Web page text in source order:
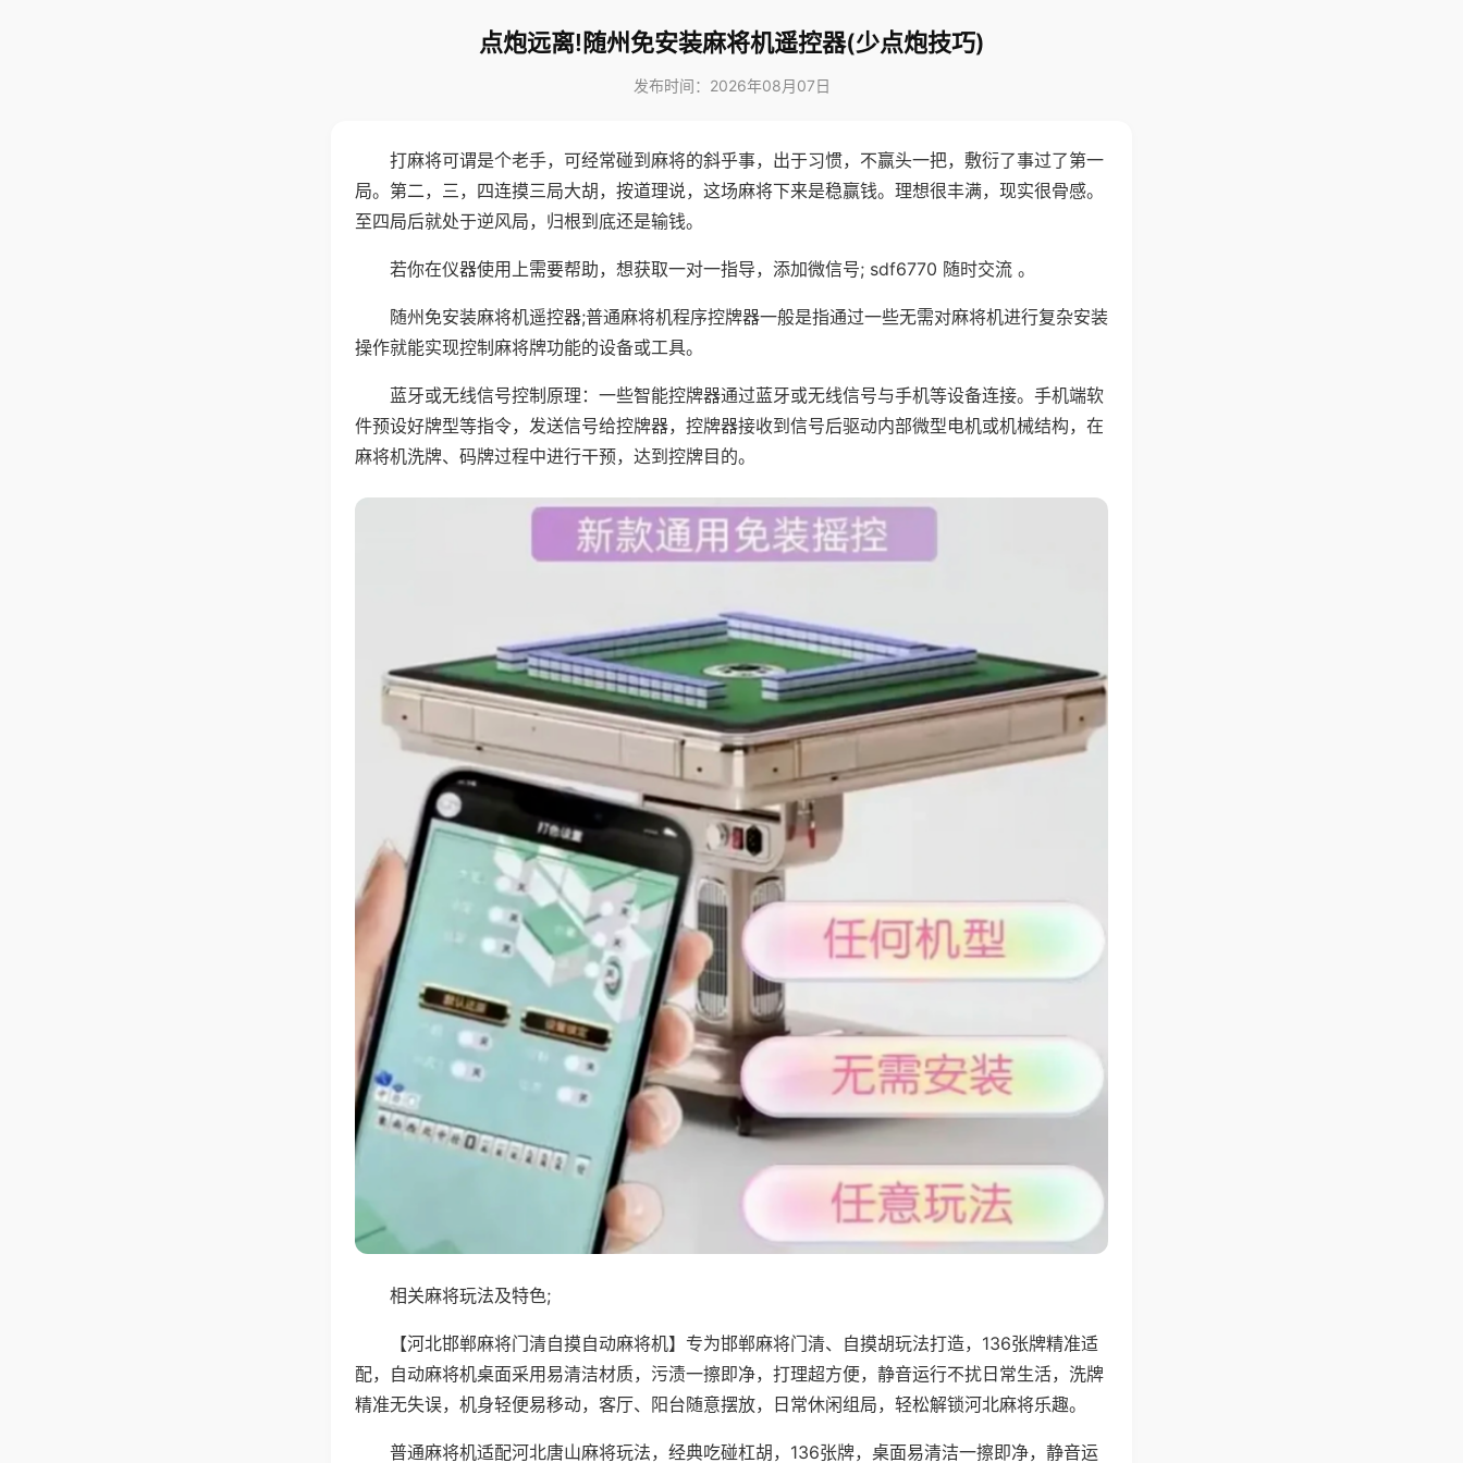
点炮远离!随州免安装麻将机遥控器(少点炮技巧)
发布时间：2026年08月07日
打麻将可谓是个老手，可经常碰到麻将的斜乎事，出于习惯，不赢头一把，敷衍了事过了第一
局。第二，三，四连摸三局大胡，按道理说，这场麻将下来是稳赢钱。理想很丰满，现实很骨感。
至四局后就处于逆风局，归根到底还是输钱。
若你在仪器使用上需要帮助，想获取一对一指导，添加微信号; sdf6770 随时交流 。
随州免安装麻将机遥控器;普通麻将机程序控牌器一般是指通过一些无需对麻将机进行复杂安装
操作就能实现控制麻将牌功能的设备或工具。
蓝牙或无线信号控制原理：一些智能控牌器通过蓝牙或无线信号与手机等设备连接。手机端软
件预设好牌型等指令，发送信号给控牌器，控牌器接收到信号后驱动内部微型电机或机械结构，在
麻将机洗牌、码牌过程中进行干预，达到控牌目的。
相关麻将玩法及特色;
【河北邯郸麻将门清自摸自动麻将机】专为邯郸麻将门清、自摸胡玩法打造，136张牌精准适
配，自动麻将机桌面采用易清洁材质，污渍一擦即净，打理超方便，静音运行不扰日常生活，洗牌
精准无失误，机身轻便易移动，客厅、阳台随意摆放，日常休闲组局，轻松解锁河北麻将乐趣。
普通麻将机适配河北唐山麻将玩法，经典吃碰杠胡，136张牌，桌面易清洁一擦即净，静音运